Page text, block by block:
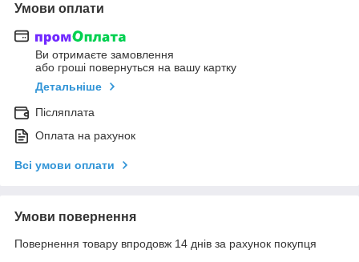
Умови оплати
Ви отримаєте замовлення
або гроші повернуться на вашу картку
Детальніше
Післяплата
Оплата на рахунок
Всі умови оплати
Умови повернення
Повернення товару впродовж 14 днів за рахунок покупця